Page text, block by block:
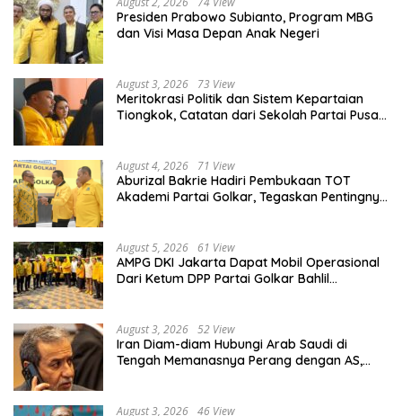
Presiden Prabowo Subianto, Program MBG
dan Visi Masa Depan Anak Negeri
August 3, 2026 73 View
Meritokrasi Politik dan Sistem Kepartaian
Tiongkok, Catatan dari Sekolah Partai Pusat
August 4, 2026 71 View
Aburizal Bakrie Hadiri Pembukaan TOT
Akademi Partai Golkar, Tegaskan Pentingnya
August 5, 2026 61 View
AMPG DKI Jakarta Dapat Mobil Operasional
Dari Ketum DPP Partai Golkar Bahlil
August 3, 2026 52 View
Iran Diam-diam Hubungi Arab Saudi di
Tengah Memanasnya Perang dengan AS,
August 3, 2026 46 View